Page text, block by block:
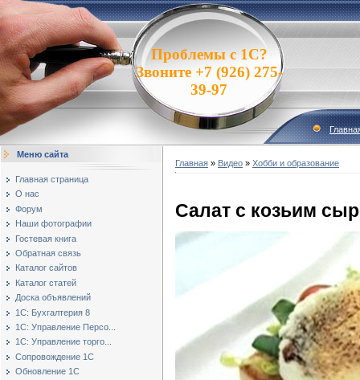
Проблемы с 1С?
Звоните +7 (926) 275-
39-97
Меню сайта
Главная страница
О нас
Форум
Наши фотографии
Гостевая книга
Обратная связь
Каталог сайтов
Каталог статей
Доска объявлений
1С: Бухгалтерия 8
1С: Управление Персо...
1С: Управление торго...
Сопровождение 1С
Обновление 1С
Главная » Видео » Хобби и образование
Салат с козьим